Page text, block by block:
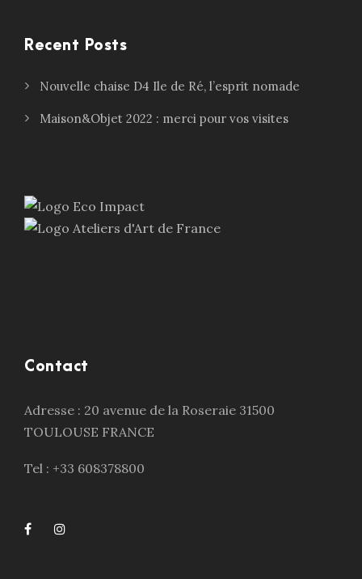
Recent Posts
Nouvelle chaise D4 Ile de Ré, l’esprit nomade
Maison&Objet 2022 : merci pour vos visites
Contact
Adresse : 20 avenue de la Roseraie 31500
TOULOUSE FRANCE
Tel : +33 608378800